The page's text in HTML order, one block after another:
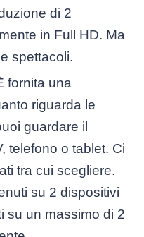
di 2
in Full HD. Ma
spettacoli.
fornita una
riguarda le
guardare il
telefono o tablet. Ci
tra cui scegliere.
su 2 dispositivi
su un massimo di 2